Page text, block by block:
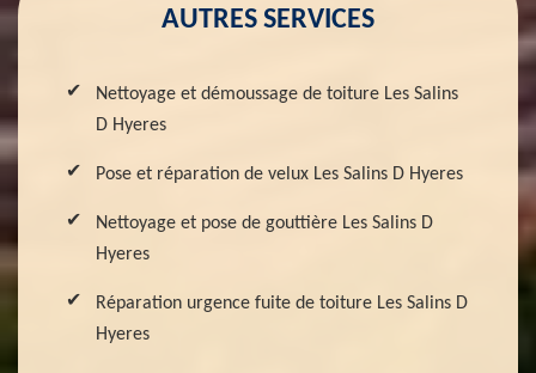
AUTRES SERVICES
Nettoyage et démoussage de toiture Les Salins
D Hyeres
Pose et réparation de velux Les Salins D Hyeres
Nettoyage et pose de gouttière Les Salins D
Hyeres
Réparation urgence fuite de toiture Les Salins D
Hyeres